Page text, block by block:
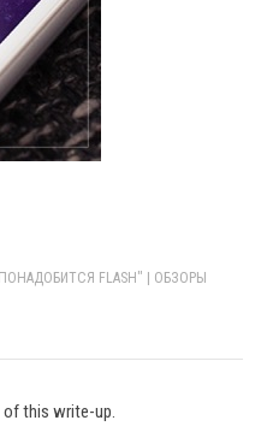
FLASH" | ОБЗОРЫ
of this write-up.